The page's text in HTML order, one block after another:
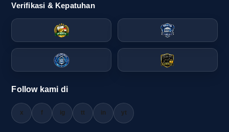
aktif dan mudah dikenali. Dalam konteks
merchandise event dan media branding acara,
balon tepuk bukan hanya alat sorak, tetapi juga
media visual yang memaksimalkan perhatian.
Karena itulah pembuatan balon tepuk bali yang
untuk promosi brand maupun untuk membangun
semangat peserta acara.
Verifikasi & Kepatuhan
Follow kami di
x f ig tt in yt